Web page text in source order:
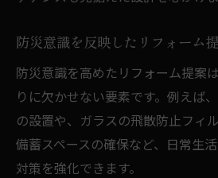
防災意識を反映したリフォーム
防災意識を高めたリフォーム提案
りに欠かせない要素です。例えば
の設置や、ガラスの飛散防止フィ
備蓄スペースの確保など、日常生
対策を強化できます。